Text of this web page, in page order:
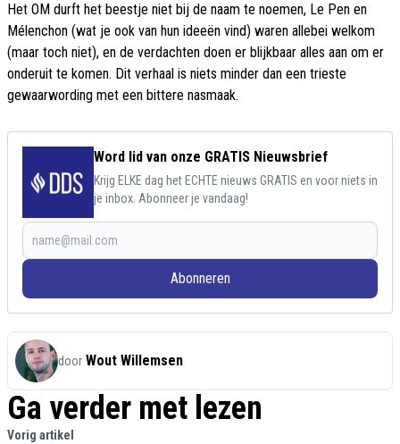
Het OM durft het beestje niet bij de naam te noemen, Le Pen en
Mélenchon (wat je ook van hun ideeën vind) waren allebei welkom
(maar toch niet), en de verdachten doen er blijkbaar alles aan om er
onderuit te komen. Dit verhaal is niets minder dan een trieste
gewaarwording met een bittere nasmaak.
Word lid van onze GRATIS Nieuwsbrief
Krijg ELKE dag het ECHTE nieuws GRATIS en voor niets in
je inbox. Abonneer je vandaag!
Abonneren
door Wout Willemsen
Ga verder met lezen
Vorig artikel